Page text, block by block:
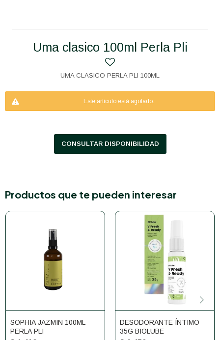
Uma clasico 100ml Perla Pli
UMA CLASICO PERLA PLI 100ML
Este artículo está agotado.
CONSULTAR DISPONIBILIDAD
Productos que te pueden interesar
SOPHIA JAZMIN 100ML
PERLA PLI
DESODORANTE ÍNTIMO
35G BIOLUBE